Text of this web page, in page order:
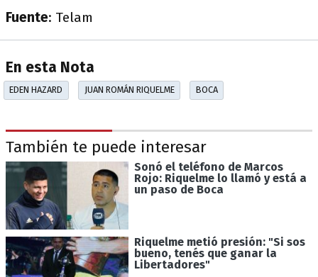
Fuente: Telam
En esta Nota
EDEN HAZARD JUAN ROMÁN RIQUELME BOCA
También te puede interesar
Sonó el teléfono de Marcos
Rojo: Riquelme lo llamó y está a
un paso de Boca
Riquelme metió presión: "Si sos
bueno, tenés que ganar la
Libertadores"